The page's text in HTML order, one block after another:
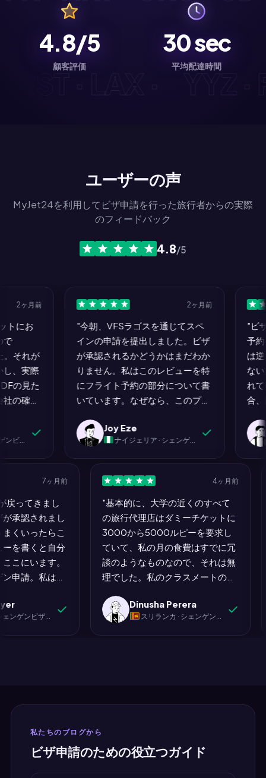
· IST · LAX · YYZ
4.8/5
顧客評価
30sec
平均配達時間
ユーザーの声
MyJet24を利用してビザ申請を行った旅行者からの実際
のフィードバック
4.8/5
ヶ月前
お
れが
実際
見た
確認
ウト
タリ
では
それ
の脳
ん
かを
し
2ヶ月前
"今朝、VFSラゴスを通じてスペ
インの申請を提出しました。ビザ
が承認されるかどうかはまだわか
りません。私はこのレビューを特
にフライト予約の部分について書
いています。なぜなら、このプロ
き抜きたくならなかったステップ
だったからです。他のすべて：銀
行の明細書、カバーレター、ホテ
ルの予約、保険、予約スロットの
確保...痛みを伴いました。
MyJet24でのフライト予約は四分
で完了し、ストレスはゼロでし
た。シェンゲンプロセスの残りが
これのように機能していれば、誰
も文句を言わないでしょう。"
Joy Eze
ナイジェリア · シェンゲンビザ（スペイン）
"ビザ
予約を
は逆で
ない旅
れてい
合、航
す。誰
しかし
ームを
で行っ
プレイ
す。ラ
なく進
ライト
せんで
7ヶ月前
が戻ってきまし
ザが承認されまし
うまくいったらこ
ューを書くと自分
、ここにいます。
ゲン申請。私は数
に何かがうまくい
せていました。何
せんでした。そし
に。"
Iyer
ェンゲンビザ（スペイン）
4ヶ月前
"基本的に、大学の近くのすべて
の旅行代理店はダミーチケットに
3000から5000ルピーを要求し
ていて、私の月の食費はすでに冗
談のようなものなので、それは無
理でした。私のクラスメートのネ
てビザを取得したので、私も試し
てみました。コロンボからフラン
クフルトへの往復。完了。予約番
トがあります。MyJet24には存在
ピーを失わなかったことのクレジ
Dinusha Perera
スリランカ · シェンゲンビザ（ドイツ）
私たちのブログから
ビザ申請のための役立つガイド